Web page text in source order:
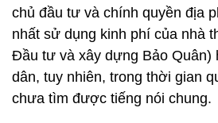
chủ đầu tư và chính quyền địa
nhất sử dụng kinh phí của nhà
Đầu tư và xây dựng Bảo Quân)
dân, tuy nhiên, trong thời gian
chưa tìm được tiếng nói chung.